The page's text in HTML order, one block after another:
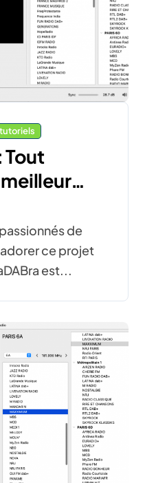
tutoriels
Tout
ce projet
est...